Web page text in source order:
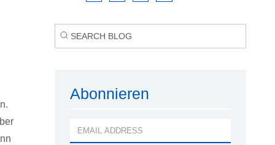
Abonnieren